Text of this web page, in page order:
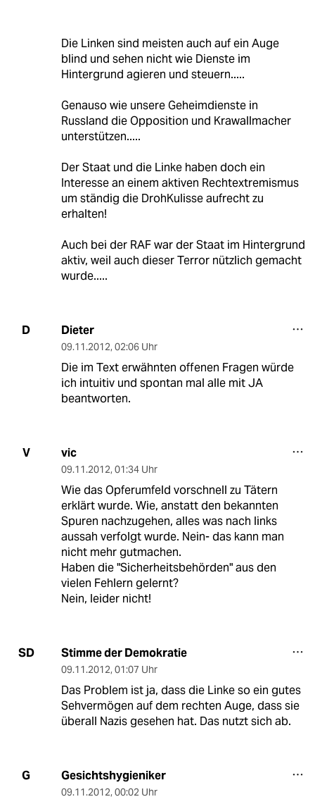
Die Linken sind meisten auch auf ein Auge
blind und sehen nicht wie Dienste im
Hintergrund agieren und steuern.....
Genauso wie unsere Geheimdienste in
Russland die Opposition und Krawallmacher
unterstützen.....
Der Staat und die Linke haben doch ein
Interesse an einem aktiven Rechtextremismus
um ständig die DrohKulisse aufrecht zu
erhalten!
Auch bei der RAF war der Staat im Hintergrund
aktiv, weil auch dieser Terror nützlich gemacht
wurde.....
D Dieter
09.11.2012, 02:06 Uhr
Die im Text erwähnten offenen Fragen würde
ich intuitiv und spontan mal alle mit JA
beantworten.
V vic
09.11.2012, 01:34 Uhr
Wie das Opferumfeld vorschnell zu Tätern
erklärt wurde. Wie, anstatt den bekannten
Spuren nachzugehen, alles was nach links
aussah verfolgt wurde. Nein- das kann man
nicht mehr gutmachen.
Haben die "Sicherheitsbehörden" aus den
vielen Fehlern gelernt?
Nein, leider nicht!
SD Stimme der Demokratie
09.11.2012, 01:07 Uhr
Das Problem ist ja, dass die Linke so ein gutes
Sehvermögen auf dem rechten Auge, dass sie
überall Nazis gesehen hat. Das nutzt sich ab.
G Gesichtshygieniker
09.11.2012, 00:02 Uhr